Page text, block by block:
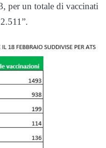
per un totale di vaccinati